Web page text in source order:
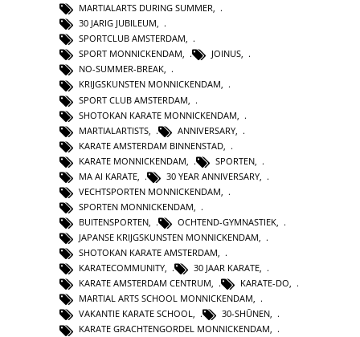
MARTIALARTS DURING SUMMER,
30 JARIG JUBILEUM,
SPORTCLUB AMSTERDAM,
SPORT MONNICKENDAM, JOINUS,
NO-SUMMER-BREAK,
KRIJGSKUNSTEN MONNICKENDAM,
SPORT CLUB AMSTERDAM
SHOTOKAN KARATE MONNICKENDAM
MARTIALARTISTS
ANNIVERSARY
KARATE AMSTERDAM BINNENSTAD
KARATE MONNICKENDAM
SPORTEN
MA AI KARATE
30 YEAR ANNIVERSARY
VECHTSPORTEN MONNICKENDAM
SPORTEN MONNICKENDAM
BUITENSPORTEN, OCHTEND-GYMNASTIEK,
JAPANSE KRIJGSKUNSTEN MONNICKENDAM,
SHOTOKAN KARATE AMSTERDAM,
KARATECOMMUNITY, 30 JAAR KARATE,
KARATE AMSTERDAM CENTRUM, KARATE-DO,
MARTIAL ARTS SCHOOL MONNICKENDAM,
VAKANTIE KARATE SCHOOL, 30-SHŪNEN,
KARATE GRACHTENGORDEL MONNICKENDAM,